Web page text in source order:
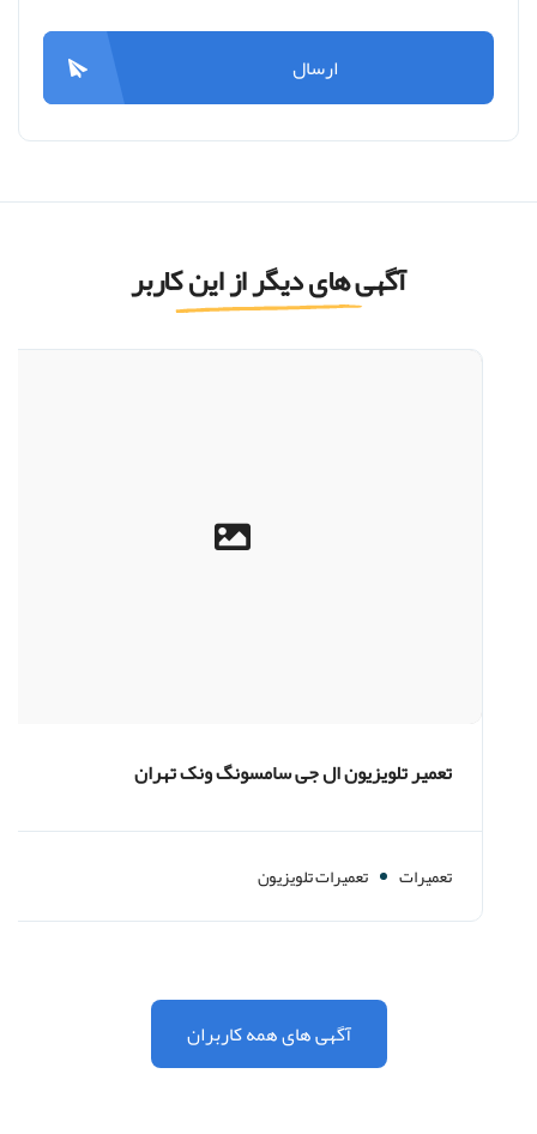
ارسال
آگهی های دیگر از این کاربر
تعمیر تلویزیون ال جی سامسونگ ونک تهران
تعمیرات تعمیرات تلویزیون
آگهی های همه کاربران